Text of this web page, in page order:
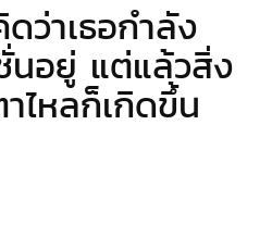
มายา
ว่าเธอกำลัง
นอยู่ แต่แล้วสิ่ง
ไหลก็เกิดขึ้น